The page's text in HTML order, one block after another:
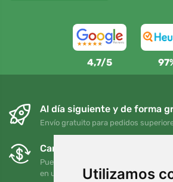
Utilizamos
4,7/5
Al día siguiente y de forma
Envío gratuito para pedidos
Cambios y devoluciones
Puede devolver o cambiar su pedido
en un plazo de 90 días